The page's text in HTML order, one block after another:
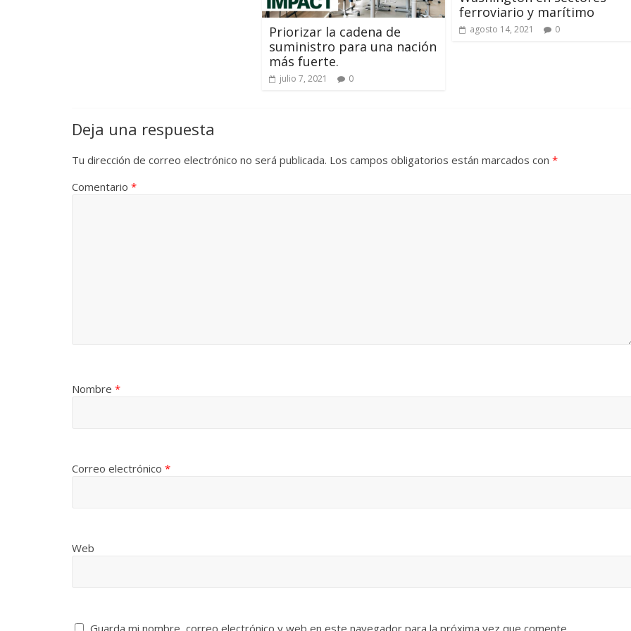
Priorizar la cadena de
suministro para una nación
más fuerte.
julio 7, 2021 0
ferroviario y marítimo
agosto 14, 2021 0
Deja una respuesta
Tu dirección de correo electrónico no será publicada. Los campos obligatorios están marcados con *
Comentario *
Nombre *
Correo electrónico *
Web